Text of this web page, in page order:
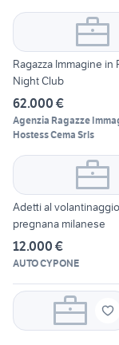
Ragazza Immagine in
Night Club
62.000 €
Agenzia Ragazze
Hostess Cema Srls
Adetti al
pregnana milanese
12.000 €
AUTO CYPONE